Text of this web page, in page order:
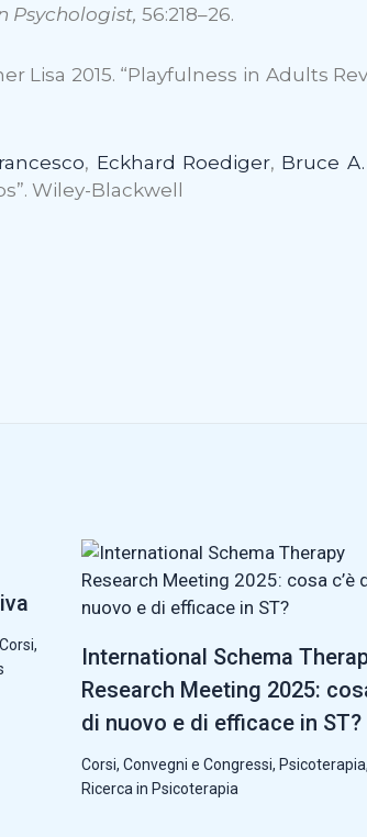
Psychologist, 56:218–26.
Lisa 2015. “Playfulness in Adults
, Eckhard Roediger, Bruce
Wiley-Blackwell
Corsi,
International Schema
Research Meeting 2025:
di nuovo e di efficace in ST?
Corsi, Convegni e Congressi, Psicoterapia,
Ricerca in Psicoterapia